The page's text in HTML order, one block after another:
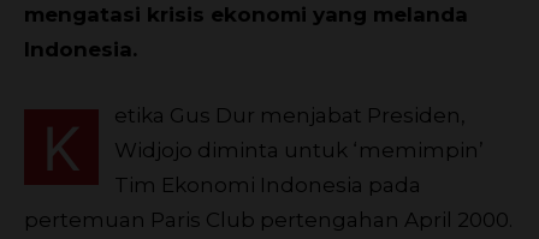
mengatasi krisis ekonomi yang melanda
Indonesia.
K
etika Gus Dur menjabat Presiden,
Widjojo diminta untuk ‘memimpin’
Tim Ekonomi Indonesia pada
pertemuan Paris Club pertengahan April 2000.